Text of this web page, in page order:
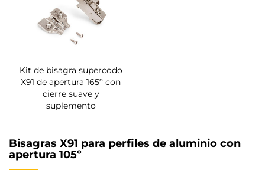
Kit de bisagra supercodo
X91 de apertura 165º con
cierre suave y
suplemento
Bisagras X91 para perfiles de aluminio con
apertura 105º